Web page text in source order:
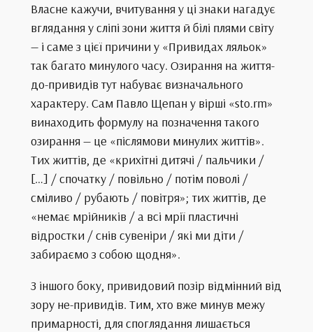
Власне кажучи, вчитування у ці знаки нагадує
вглядання у сліпі зони життя й білі плями світу
— і саме з цієї причини у «Привидах ляльок»
так багато минулого часу. Озирання на життя-
до-привидів тут набуває визначального
характеру. Сам Павло Щепан у вірші «sto.rm»
винаходить формулу на позначення такого
озирання — це «післямови минулих життів».
Тих життів, де «крихітні дитячі / пальчики /
[…] / спочатку / повільно / потім поволі /
сміливо / рубають / повітря»; тих життів, де
«немає мрійників / а всі мрії пластичні
відростки / снів сувеніри / які ми діти /
забираємо з собою щодня».
З іншого боку, привидовий позір відмінний від
зору не-привидів. Тим, хто вже минув межу
примарності, для споглядання лишається